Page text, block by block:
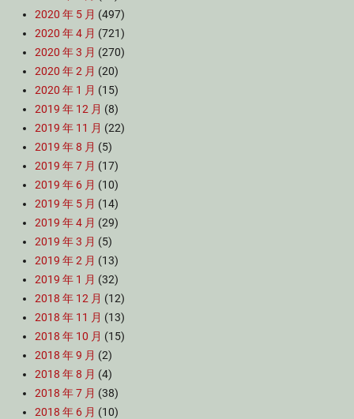
2020 年 5 月 (497)
2020 年 4 月 (721)
2020 年 3 月 (270)
2020 年 2 月 (20)
2020 年 1 月 (15)
2019 年 12 月 (8)
2019 年 11 月 (22)
2019 年 8 月 (5)
2019 年 7 月 (17)
2019 年 6 月 (10)
2019 年 5 月 (14)
2019 年 4 月 (29)
2019 年 3 月 (5)
2019 年 2 月 (13)
2019 年 1 月 (32)
2018 年 12 月 (12)
2018 年 11 月 (13)
2018 年 10 月 (15)
2018 年 9 月 (2)
2018 年 8 月 (4)
2018 年 7 月 (38)
2018 年 6 月 (10)